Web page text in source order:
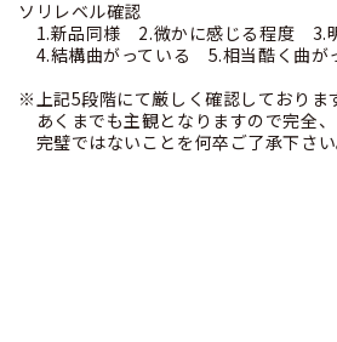
ソリレベル確認
1.新品同様 2.微かに感じる程度 3.
4.結構曲がっている 5.相当酷く曲が
※上記5段階にて厳しく確認しておりま
あくまでも主観となりますので完全、
完璧ではないことを何卒ご了承下さい